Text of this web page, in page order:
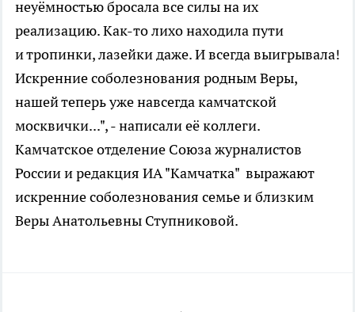
неуёмностью бросала все силы на их
реализацию. Как-то лихо находила пути
и тропинки, лазейки даже. И всегда выигрывала!
Искренние соболезнования родным Веры,
нашей теперь уже навсегда камчатской
москвички...", - написали её коллеги.
Камчатское отделение Союза журналистов
России и редакция ИА "Камчатка" выражают
искренние соболезнования семье и близким
Веры Анатольевны Ступниковой.